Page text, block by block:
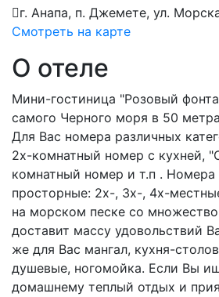
г. Анапа, п. Джемете, ул.
Смотреть на карте
О отеле
Мини-гостиница "Розовый
самого Черного моря в 50
Для Вас номера различных
2х-комнатный номер с кухней,
комнатный номер и т.п .
просторные: 2х-, 3х-, 4х-
на морском песке со
доставит массу удовольствий
же для Вас мангал, кухня-
душевые, ногомойка. Если Вы
домашнему теплый отдых и